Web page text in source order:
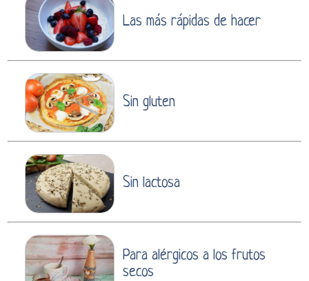
Las más rápidas de hacer
Sin gluten
Sin lactosa
Para alérgicos a los frutos
secos